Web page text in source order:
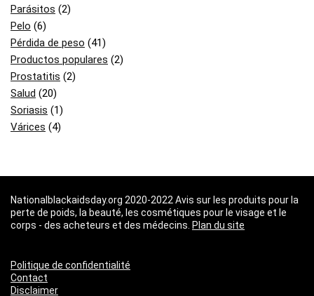
Parásitos (2)
Pelo (6)
Pérdida de peso (41)
Productos populares (2)
Prostatitis (2)
Salud (20)
Soriasis (1)
Várices (4)
Nationalblackaidsday.org 2020-2022 Avis sur les produits pour la
perte de poids, la beauté, les cosmétiques pour le visage et le
corps - des acheteurs et des médecins. Plan du site
Politique de confidentialité
Contact
Disclaimer